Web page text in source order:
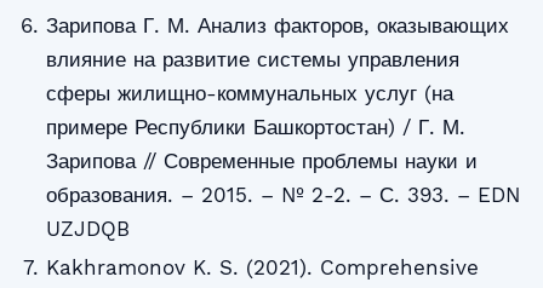
Зарипова Г. М. Анализ факторов, оказывающих
влияние на развитие системы управления
сферы жилищно-коммунальных услуг (на
примере Республики Башкортостан) / Г. М.
Зарипова // Современные проблемы науки и
образования. – 2015. – № 2-2. – С. 393. – EDN
UZJDQB
Kakhramonov K. S. (2021). Comprehensive